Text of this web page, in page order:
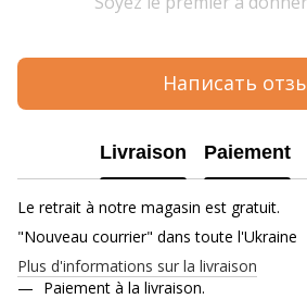
Написать
Livraison Paiement
Le retrait à notre magasin est gratuit.
"Nouveau courrier" dans toute l'Ukraine
Plus d'informations sur la livraison
Paiement à la livraison.